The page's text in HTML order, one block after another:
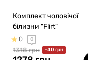
Комплект чоловічої
білизни "Flirt"
0 0
1318 грн -40 грн